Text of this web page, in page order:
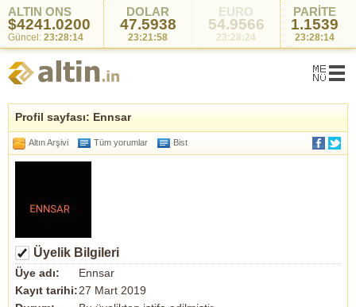
ALTIN ONS
$4241.0200
Güncel: 23:28:14
DOLAR
47.5938
23:21:58
EURO
54.9566
23:28:24
PARİTE
1.1539
23:28:14
Profil sayfası: Ennsar
Altın Arşivi Tüm yorumlar Bist
Üyelik Bilgileri
Üye adı:
Ennsar
Kayıt tarihi:27 Mart 2019